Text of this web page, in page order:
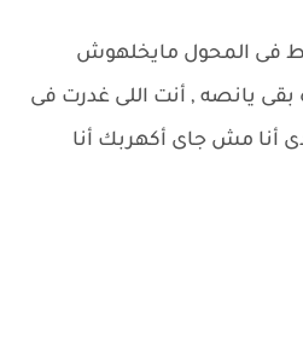
فى المحول مايخلهوش
يانصه , أنت اللى غدرت فى
أنا مش جاى أكهربك أنا